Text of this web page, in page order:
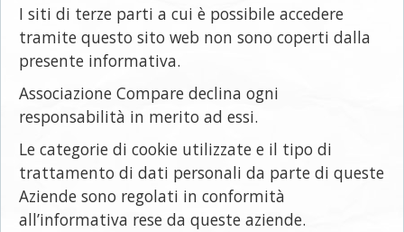
I siti di terze parti a cui è possibile accedere
tramite questo sito web non sono coperti dalla
presente informativa.
Associazione Compare declina ogni
responsabilità in merito ad essi.
Le categorie di cookie utilizzate e il tipo di
trattamento di dati personali da parte di queste
Aziende sono regolati in conformità
all’informativa rese da queste aziende.